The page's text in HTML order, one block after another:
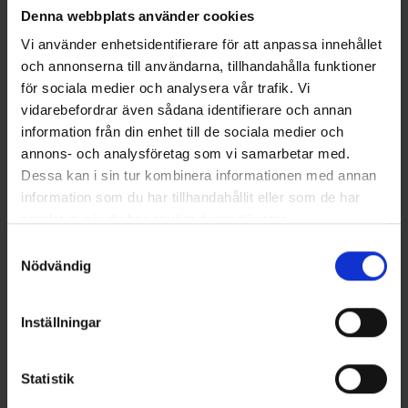
Denna webbplats använder cookies
Vi använder enhetsidentifierare för att anpassa innehållet
och annonserna till användarna, tillhandahålla funktioner
för sociala medier och analysera vår trafik. Vi
vidarebefordrar även sådana identifierare och annan
information från din enhet till de sociala medier och
annons- och analysföretag som vi samarbetar med.
Dessa kan i sin tur kombinera informationen med annan
information som du har tillhandahållit eller som de har
Nödvändig
Inställningar
Statistik
Rovex Fluorocarbon, 0,92mm
20m
Pris
199,00 kr
Darts 49-strand Coated Wire
10,9 kg - 5 m
Pris
189,00 kr